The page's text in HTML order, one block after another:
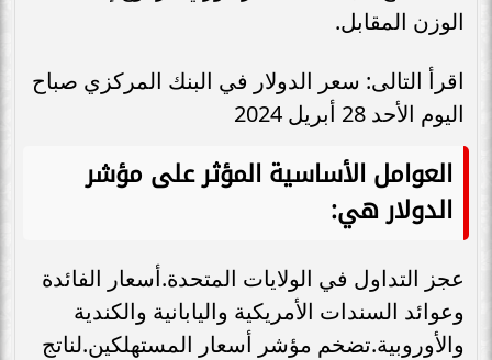
الوزن المقابل.
اقرأ التالى: سعر الدولار في البنك المركزي صباح
اليوم الأحد 28 أبريل 2024
العوامل الأساسية المؤثر على مؤشر
الدولار هي:
عجز التداول في الولايات المتحدة.أسعار الفائدة
وعوائد السندات الأمريكية واليابانية والكندية
والأوروبية.تضخم مؤشر أسعار المستهلكين.لناتج